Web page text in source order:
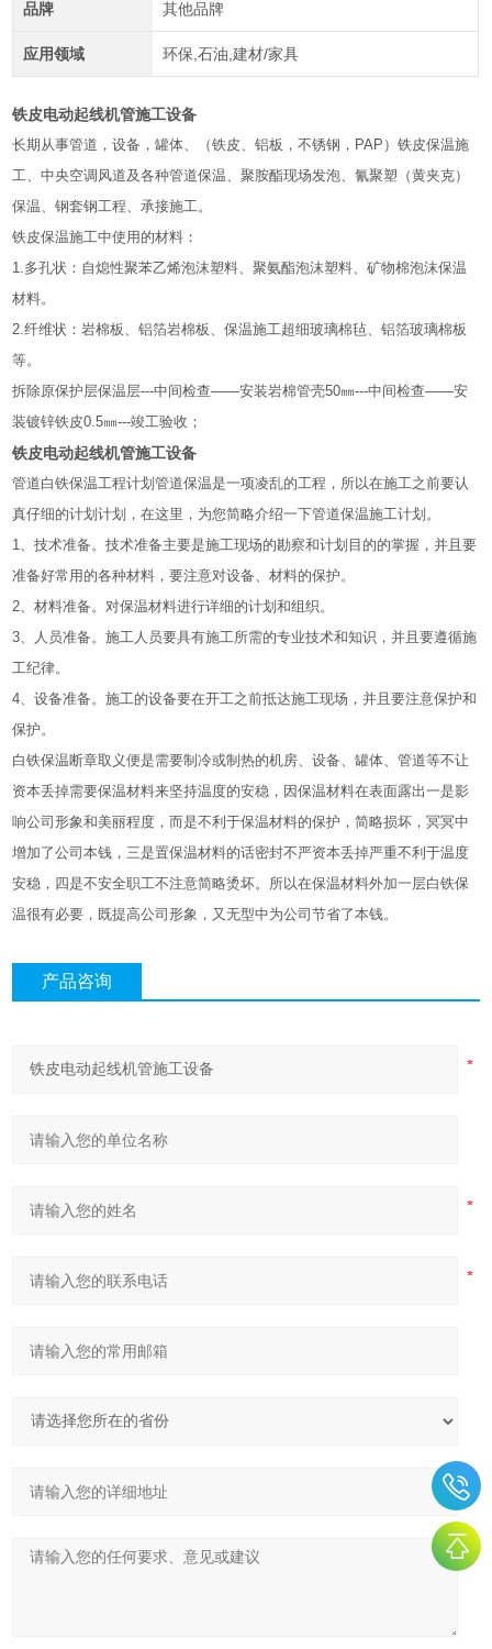
品牌 其他品牌
应用领域 环保,石油,建材/家具
铁皮电动起线机管施工设备
长期从事管道，设备，罐体、（铁皮、铝板，不锈钢，PAP）铁皮保温施
工、中央空调风道及各种管道保温、聚胺酯现场发泡、氰聚塑（黄夹克）
保温、钢套钢工程、承接施工。
铁皮保温施工中使用的材料：
1.多孔状：自熄性聚苯乙烯泡沫塑料、聚氨酯泡沫塑料、矿物棉泡沫保温
材料。
2.纤维状：岩棉板、铝箔岩棉板、保温施工超细玻璃棉毡、铝箔玻璃棉板
等。
拆除原保护层保温层---中间检查――安装岩棉管壳50㎜---中间检查――安
装镀锌铁皮0.5㎜---竣工验收；
铁皮电动起线机管施工设备
管道白铁保温工程计划管道保温是一项凌乱的工程，所以在施工之前要认
真仔细的计划计划，在这里，为您简略介绍一下管道保温施工计划。
1、技术准备。技术准备主要是施工现场的勘察和计划目的的掌握，并且要
准备好常用的各种材料，要注意对设备、材料的保护。
2、材料准备。对保温材料进行详细的计划和组织。
3、人员准备。施工人员要具有施工所需的专业技术和知识，并且要遵循施
工纪律。
4、设备准备。施工的设备要在开工之前抵达施工现场，并且要注意保护和
保护。
白铁保温断章取义便是需要制冷或制热的机房、设备、罐体、管道等不让
资本丢掉需要保温材料来坚持温度的安稳，因保温材料在表面露出一是影
响公司形象和美丽程度，而是不利于保温材料的保护，简略损坏，冥冥中
增加了公司本钱，三是置保温材料的话密封不严资本丢掉严重不利于温度
安稳，四是不安全职工不注意简略烫坏。所以在保温材料外加一层白铁保
温很有必要，既提高公司形象，又无型中为公司节省了本钱。
产品咨询